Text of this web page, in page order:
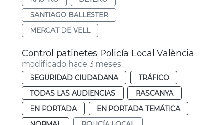
SANTIAGO BALLESTER
MERCAT DE VELL
Control patinetes Policía Local València
modificado hace 3 meses
SEGURIDAD CIUDADANA
TRÁFICO
TODAS LAS AUDIENCIAS
RASCANYA
EN PORTADA
EN PORTADA TEMÁTICA